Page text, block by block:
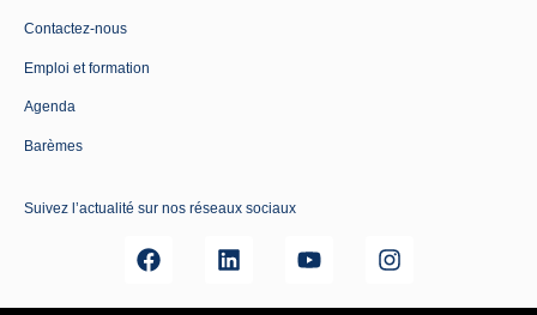
Contactez-nous
Emploi et formation
Agenda
Barèmes
Suivez l’actualité sur nos réseaux sociaux